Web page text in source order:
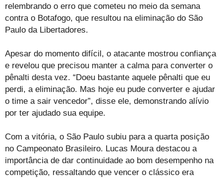
relembrando o erro que cometeu no meio da semana
contra o Botafogo, que resultou na eliminação do São
Paulo da Libertadores.
Apesar do momento difícil, o atacante mostrou confiança
e revelou que precisou manter a calma para converter o
pênalti desta vez. “Doeu bastante aquele pênalti que eu
perdi, a eliminação. Mas hoje eu pude converter e ajudar
o time a sair vencedor”, disse ele, demonstrando alívio
por ter ajudado sua equipe.
Com a vitória, o São Paulo subiu para a quarta posição
no Campeonato Brasileiro. Lucas Moura destacou a
importância de dar continuidade ao bom desempenho na
competição, ressaltando que vencer o clássico era